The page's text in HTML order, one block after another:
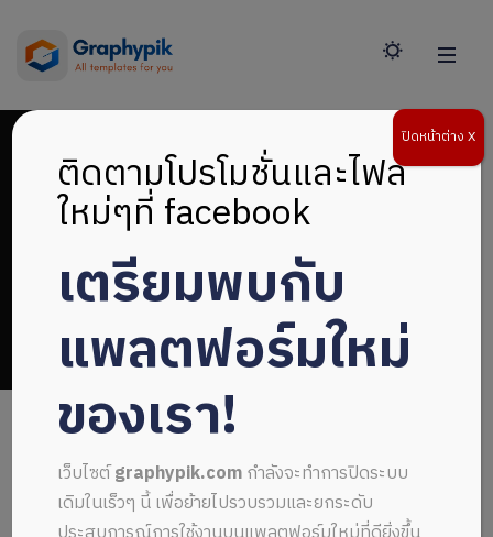
แผ่นพับสีสดใส
ALL MUSIC FROM แผ่นพับสีสดใส
ติดตามโปรโมชั่นและไฟล์
ใหม่ๆที่ facebook
เตรียมพบกับ
แพลตฟอร์มใหม่
ของเรา!
เว็บไซต์graphypik.comกำลังจะทำการปิดระบบ
เดิมในเร็วๆ นี้ เพื่อย้ายไปรวบรวมและยกระดับ
ปิดหน้าต่าง X